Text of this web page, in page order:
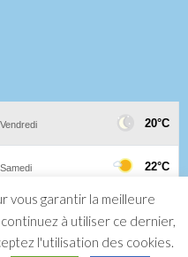
vous garantir la meilleure
à utiliser ce dernier,
l'utilisation des cookies.